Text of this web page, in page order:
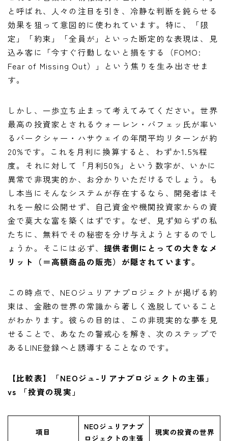
と呼ばれ、人々の注目を引き、冷静な判断を鈍らせる
効果を狙って意図的に使われています。特に、「限
定」「約束」「全員が」といった断定的な表現は、見
込み客に「今すぐ行動しないと損をする（FOMO:
Fear of Missing Out）」という焦りを生み出させま
す。
しかし、一歩立ち止まって考えてみてください。世界
最高の投資家とされるウォーレン・バフェッ氏が率い
るバークシャー・ハサウェイの年間平均リターンが約
20%です。これを月利に換算すると、わずか1.5%程
度。それに対して「月利50%」という数字が、いかに
異常で非現実的か、お分かりいただけるでしょう。も
し本当にそんなシステムが存在するなら、開発者はそ
れを一般に公開せず、自己資金や機関投資家からの資
金で莫大な富を築くはずです。なぜ、見ず知らずの私
たちに、無料でその秘密を分け与えようとするのでし
ょうか。そこには必ず、提供者側にとっての大きなメ
リット（＝高額商品の販売）が隠されています。
この時点で、NEOジュリアナプロジェクトが掲げる約
束は、金融の世界の常識から著しく逸脱していること
がわかります。彼らの目的は、この非現実的な夢を見
せることで、あなたの警戒心を解き、次のステップで
あるLINE登録へと誘導することなのです。
【比較表】「NEOジュ-リアナプロジェクトの主張」
vs 「投資の現実」
項目
NEOジュリアナプ
ロジェクトの主張
現実の投資の世界